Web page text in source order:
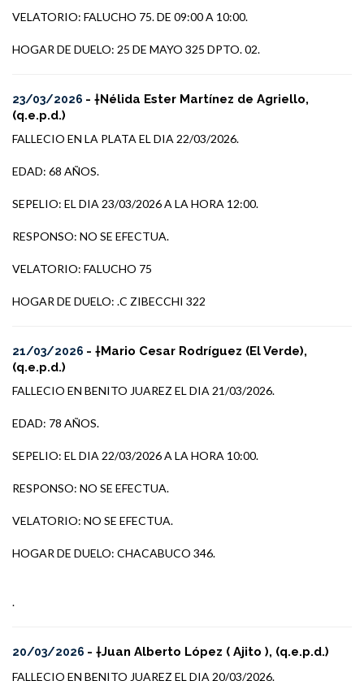
VELATORIO: FALUCHO 75. DE 09:00 A 10:00.
HOGAR DE DUELO: 25 DE MAYO 325 DPTO. 02.
23/03/2026 - †Nélida Ester Martínez de Agriello,
(q.e.p.d.)
FALLECIO EN LA PLATA EL DIA 22/03/2026.
EDAD: 68 AÑOS.
SEPELIO: EL DIA 23/03/2026 A LA HORA 12:00.
RESPONSO: NO SE EFECTUA.
VELATORIO: FALUCHO 75
HOGAR DE DUELO: .C ZIBECCHI 322
21/03/2026 - †Mario Cesar Rodríguez (El Verde),
(q.e.p.d.)
FALLECIO EN BENITO JUAREZ EL DIA 21/03/2026.
EDAD: 78 AÑOS.
SEPELIO: EL DIA 22/03/2026 A LA HORA 10:00.
RESPONSO: NO SE EFECTUA.
VELATORIO: NO SE EFECTUA.
HOGAR DE DUELO: CHACABUCO 346.
.
20/03/2026 - †Juan Alberto López ( Ajito ), (q.e.p.d.)
FALLECIO EN BENITO JUAREZ EL DIA 20/03/2026.